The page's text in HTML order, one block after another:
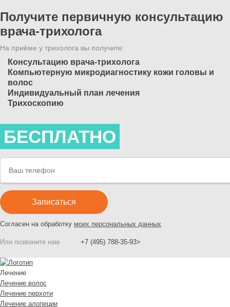
Получите первичную консультацию
врача-трихолога
На приёме у трихолога вы получите:
Консультацию врача-трихолога
Компьютерную микродиагностику кожи головы и
волос
Индивидуальный план лечения
Трихоскопию
БЕСПЛАТНО
Согласен на обработку моих персональных данных
Или позвоните нам +7 (495) 788-35-93>
Лечение
Лечение волос
Лечение перхоти
Лечение алопеции